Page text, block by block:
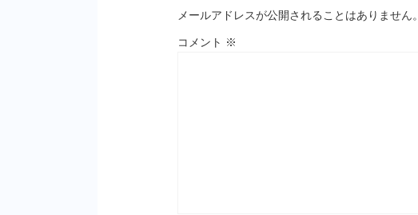
メールアドレスが公開されることはありません。
コメント ※